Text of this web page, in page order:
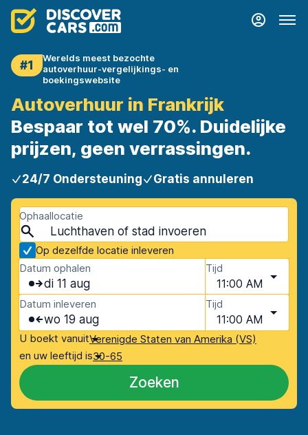
#1
Werelds meest bezochte
autoverhuur-vergelijkings- en
boekingswebsite
Autoverhuur in Frankrijk
Bespaar tot wel 70%. Duidelijke
prijzen, geen verrassingen.
24/7 Ondersteuning Gratis annuleren
Ophaallocatie
Op dezelfde locatie inleveren
Datum ophalen
di 11 aug
Tijd
11:00 AM
Datum inleveren
wo 19 aug
Tijd
11:00 AM
U boekt vanuitVerenigde Staten van Amerika (VS)
en uw leeftijd is30-65
Zoeken